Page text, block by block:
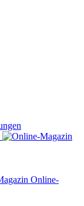
Online-